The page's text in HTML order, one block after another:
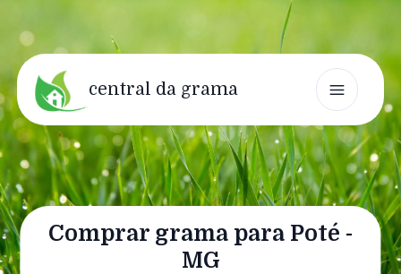
central da grama
Comprar grama para Poté -
MG